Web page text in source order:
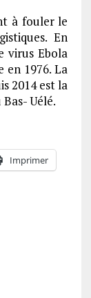
à fouler le
En
virus Ebola
en 1976. La
2014 est la
Uélé.
Imprimer